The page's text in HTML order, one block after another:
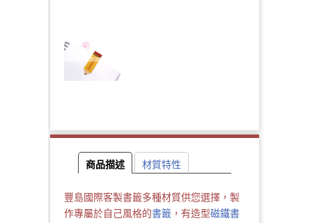
商品描述 材質特性
豐島國際客製書籤多種材質供您選擇，製
作專屬於自己風格的書籤 ，有造型磁鐵書